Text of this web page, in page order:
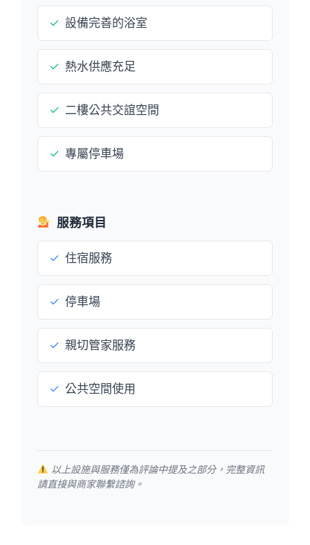
✓ 設備完善的浴室
✓ 熱水供應充足
✓ 二樓公共交誼空間
✓ 專屬停車場
服務項目
✓ 住宿服務
✓ 停車場
✓ 親切管家服務
✓ 公共空間使用
以上設施與服務僅為評論中提及之部分，完整資訊
請直接與商家聯繫諮詢。